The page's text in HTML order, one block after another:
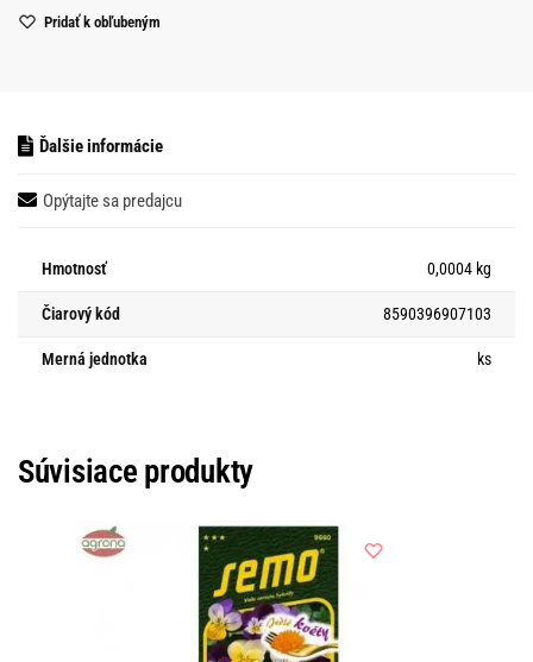
Pridať k obľubeným
Ďalšie informácie
Opýtajte sa predajcu
Hmotnosť 0,0004 kg
Čiarový kód 8590396907103
Merná jednotka ks
Súvisiace produkty